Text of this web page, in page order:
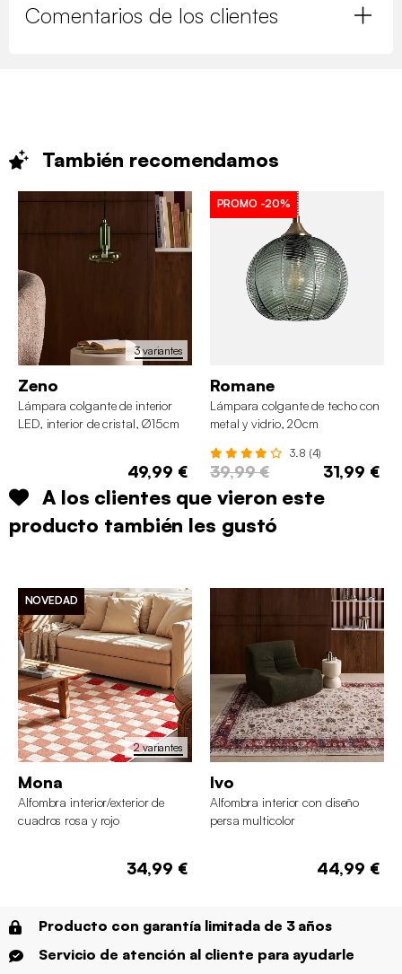
Comentarios de los clientes
También recomendamos
3 variantes
Zeno
Lámpara colgante de interior
LED, interior de cristal, Ø15cm
49,99 €
PROMO -20%
Romane
Lámpara colgante de techo con
metal y vidrio, 20cm
3.8 (4)
39,99 € 31,99 €
A los clientes que vieron este
producto también les gustó
2 variantes
NOVEDAD
Mona
Alfombra interior/exterior de
cuadros rosa y rojo
34,99 €
Ivo
Alfombra interior con diseño
persa multicolor
44,99 €
Producto con garantía limitada de 3 años
Servicio de atención al cliente para ayudarle